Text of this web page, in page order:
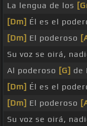
La lengua de los
[Dm] Él es el
[Dm] El poderoso
Su voz se oirá,
Al poderoso [G] de
[Dm] Él es el
[Dm] El poderoso
Su voz se oirá,